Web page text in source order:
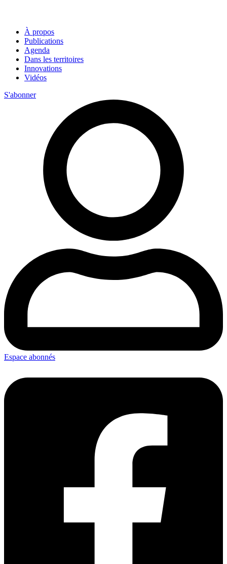
À propos
Publications
Agenda
Dans les territoires
Innovations
Vidéos
S'abonner
Espace abonnés